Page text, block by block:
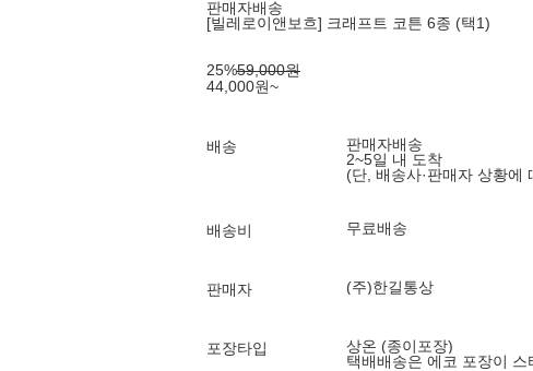
판매자배송
[빌레로이앤보흐] 크래프트 코튼 6종 (택1)
25%59,000원
44,000원~
배송
판매자배송
2~5일 내 도착
(단, 배송사·판매자 상황에
배송비 무료배송
판매자 (주)한길통상
포장타입
상온 (종이포장)
택배배송은 에코 포장이 스